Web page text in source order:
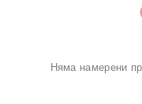
Няма намерени